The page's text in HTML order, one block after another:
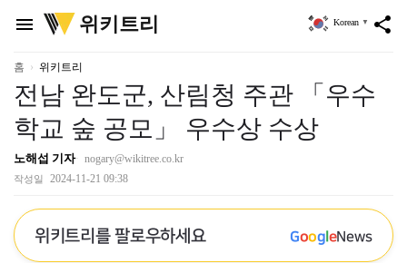
menu
위
키
리
위키트리 share
Korean ▼
홈 위키트리
전남 완도군, 산림청 주관 「우수
학교 숲 공모」 우수상 수상
노해섭 기자 nogary@wikitree.co.kr
작성일 2024-11-21 09:38
위키트리를 팔로우하세요 GoogleNews